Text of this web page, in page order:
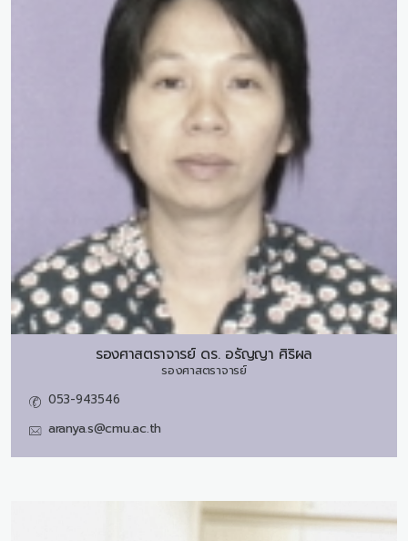
รองศาสตราจารย์ ดร. อรัญญา ศิริผล
รองศาสตราจารย์
053-943546
aranya.s@cmu.ac.th